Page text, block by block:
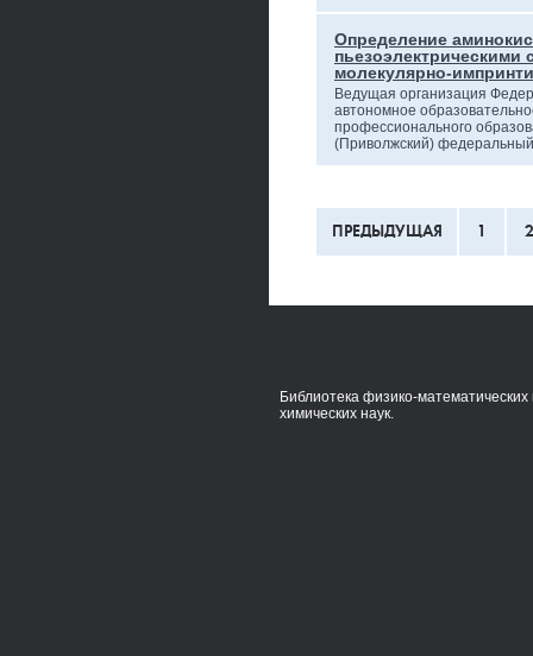
Определение
пьезоэлектрическими
молекулярно-
Ведущая организация
автономное
профессионального
(Приволжский)
ПРЕДЫДУЩАЯ 1 2
Библиотека физико-математических
химических наук.